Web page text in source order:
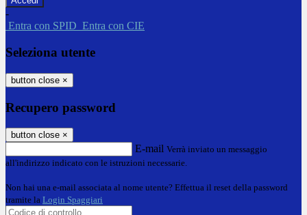
-
Entra con SPID Entra con CIE
Seleziona utente
button close ×
Recupero password
button close ×
E-mail Verrà inviato un messaggio
all'indirizzo indicato con le istruzioni necessarie.
Non hai una e-mail associata al nome utente? Effettua il reset della password
tramite la Login Spaggiari